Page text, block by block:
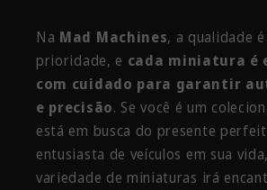
Na Mad Machines, a qualidade
prioridade, e cada miniatura é
com cuidado para garantir
e precisão. Se você é um
está em busca do presente
entusiasta de veículos em sua
variedade de miniaturas irá